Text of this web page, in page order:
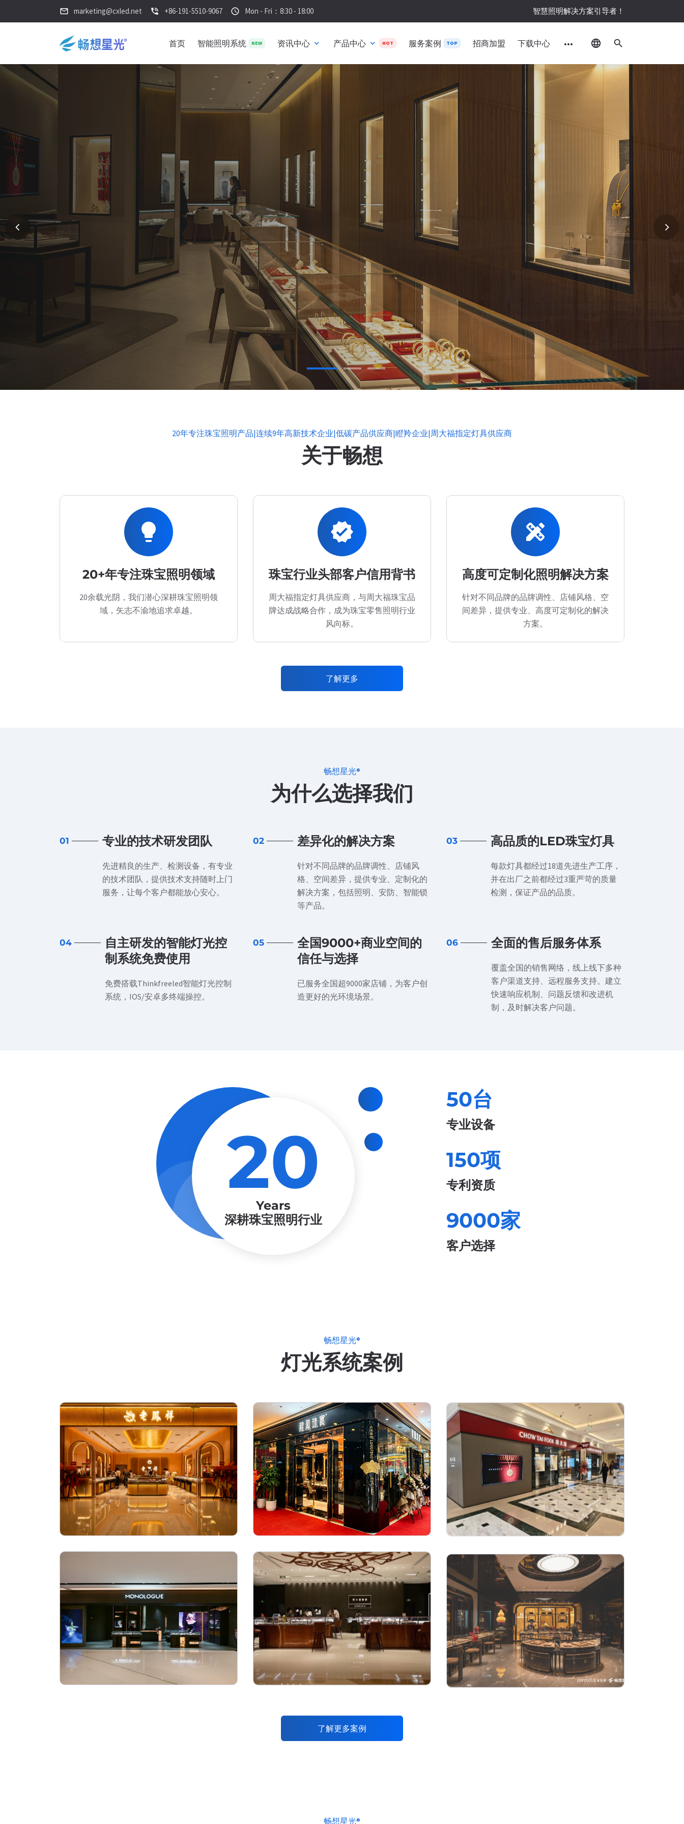
mail_outline marketing@cxled.net phone_in_talk +86-191-5510-9067 schedule Mon - Fri：8:30 - 18:00 智慧照明解决方案引导者！
首页 智能照明系统 NEW 资讯中心 expand_more 产品中心 expand_more HOT 服务案例 TOP 招商加盟 下载中心 more_horiz language search
畅想星光®
ThinkFreeLED 智能灯光控制系统
精准调光，高显色无频闪。为不同材质珠宝，一键定制专属光效。
play_circle_outline 观看视频
20年专注珠宝照明产品|连续9年高新技术企业|低碳产品供应商|瞪羚企业|周大福指定灯具供应商
关于畅想
lightbulb
20+年专注珠宝照明领域
20余载光阴，我们潜心深耕珠宝照明领
域，矢志不渝地追求卓越。
verified
珠宝行业头部客户信用背书
周大福指定灯具供应商，与周大福珠宝品
牌达成战略合作，成为珠宝零售照明行业
风向标。
design_services
高度可定制化照明解决方案
针对不同品牌的品牌调性、店铺风格、空
间差异，提供专业、高度可定制化的解决
方案。
了解更多
畅想星光®
为什么选择我们
01 专业的技术研发团队
先进精良的生产、检测设备，有专业
的技术团队，提供技术支持随时上门
服务，让每个客户都能放心安心。
02 差异化的解决方案
针对不同品牌的品牌调性、店铺风
格、空间差异，提供专业、定制化的
解决方案，包括照明、安防、智能锁
等产品。
03 高品质的LED珠宝灯具
每款灯具都经过18道先进生产工序，
并在出厂之前都经过3重严苛的质量
检测，保证产品的品质。
04
自主研发的智能灯光控
制系统免费使用
免费搭载Thinkfreeled智能灯光控制
系统，IOS/安卓多终端操控。
05
全国9000+商业空间的
信任与选择
已服务全国超9000家店铺，为客户创
造更好的光环境场景。
06 全面的售后服务体系
覆盖全国的销售网络，线上线下多种
客户渠道支持、远程服务支持。建立
快速响应机制、问题反馈和改进机
制，及时解决客户问题。
20
Years
深耕珠宝照明行业
50台
专业设备
150项
专利资质
9000家
客户选择
畅想星光®
灯光系统案例
了解更多案例
畅想星光®